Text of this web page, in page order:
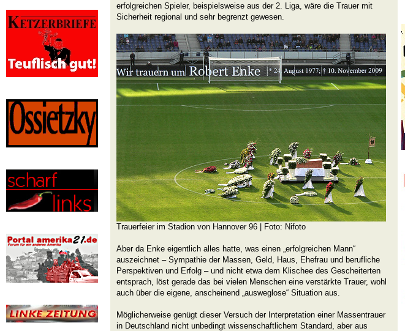
erfolgreichen Spieler, beispielsweise aus der 2. Liga, wäre die Trauer mit
Sicherheit regional und sehr begrenzt gewesen.
Trauerfeier im Stadion von Hannover 96 | Foto: Nifoto
Aber da Enke eigentlich alles hatte, was einen „erfolgreichen Mann“
auszeichnet – Sympathie der Massen, Geld, Haus, Ehefrau und berufliche
Perspektiven und Erfolg – und nicht etwa dem Klischee des Gescheiterten
ent­sprach, löst gerade das bei vielen Menschen eine verstärkte Trauer, wohl
auch über die eigene, anschei­nend „ausweglose“ Situation aus.
Möglicherweise genügt dieser Versuch der Interpretation einer Massentrauer
in Deutsch­land nicht unbedingt wissenschaftlichem Standard, aber aus